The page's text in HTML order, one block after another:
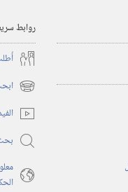
روابط
(يفتح
نافذة
جديدة)